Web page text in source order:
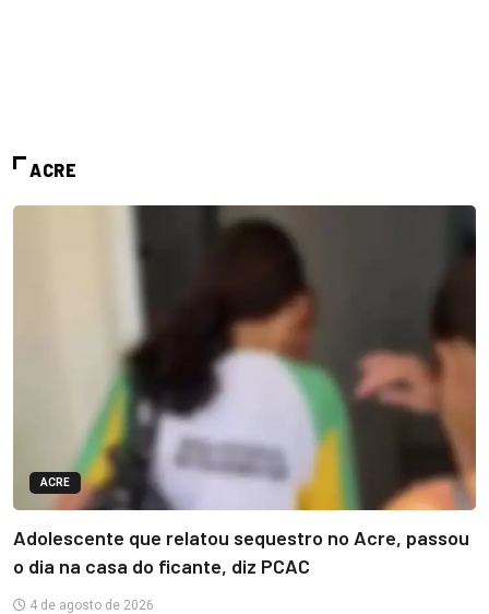
ACRE
ACRE
Adolescente que relatou sequestro no Acre, passou
o dia na casa do ficante, diz PCAC
4 de agosto de 2026